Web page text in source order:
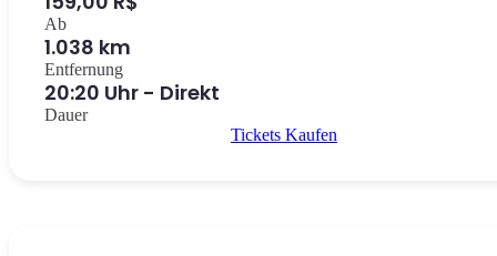
Ab
1.038 km
Entfernung
20:20 Uhr - Direkt
Dauer
Tickets Kaufen